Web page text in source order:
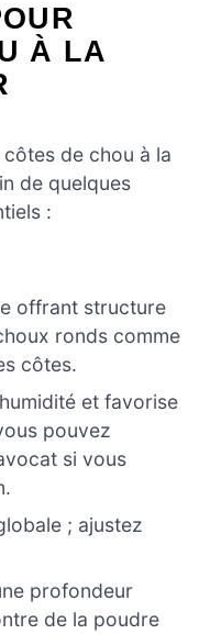
À LA
de chou à la
de quelques
:
offrant structure
ronds comme
côtes.
et favorise
pouvez
si vous
; ajustez
profondeur
de la poudre